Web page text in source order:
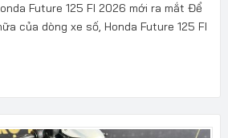
Future 125 FI 2026 mới ra mắt Để
của dòng xe số, Honda Future 125 FI